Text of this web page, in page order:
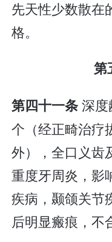
先天性少数散在
格。
第
第四十一条深
个（经正畸治疗
外），全口义齿
重度牙周炎，影
疾病，颞颌关节
后明显瘢痕，不